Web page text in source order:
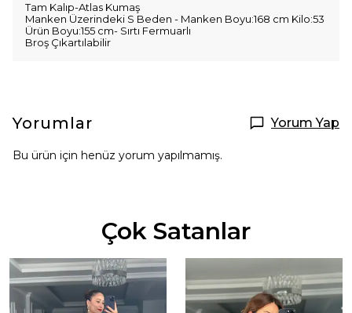
Tam Kalıp-Atlas Kumaş
Manken Üzerindeki S Beden - Manken Boyu:168 cm Kilo:53
Ürün Boyu:155 cm- Sırtı Fermuarlı
Broş Çıkartılabilir
Yorumlar Yorum Yap
Bu ürün için henüz yorum yapılmamış.
Çok Satanlar